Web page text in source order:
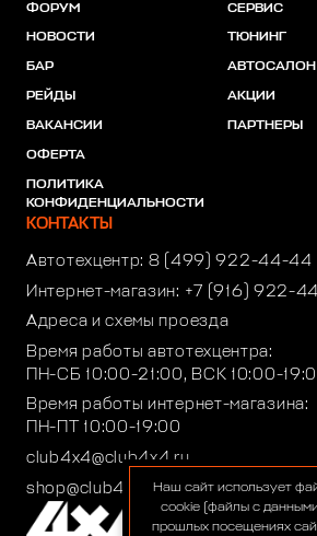
ФОРУМ
НОВОСТИ
БАР
РЕЙДЫ
ВАКАНСИИ
ОФЕРТА
ПОЛИТИКА
КОНФИДЕНЦИАЛЬНОСТИ
СЕРВИС
ТЮНИНГ
АВТОСАЛОН
АКЦИИ
ПАРТНЕРЫ
КОНТАКТЫ
Автотехцентр: 8 (499) 922-44-44
Интернет-магазин: +7 (916) 922-
Адреса и схемы проезда
Время работы автотехцентра:
ПН-СБ 10:00-21:00, ВСК 10:00-
Время работы интернет-магазина:
ПН-ПТ 10:00-19:00
club4x4@club4x4.ru
shop@club4x4.ruНаш сайт использует
cookie (файлы с
прошлых посещениях